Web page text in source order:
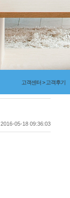
고객센터 > 고객후기
2016-05-18 09:36:03